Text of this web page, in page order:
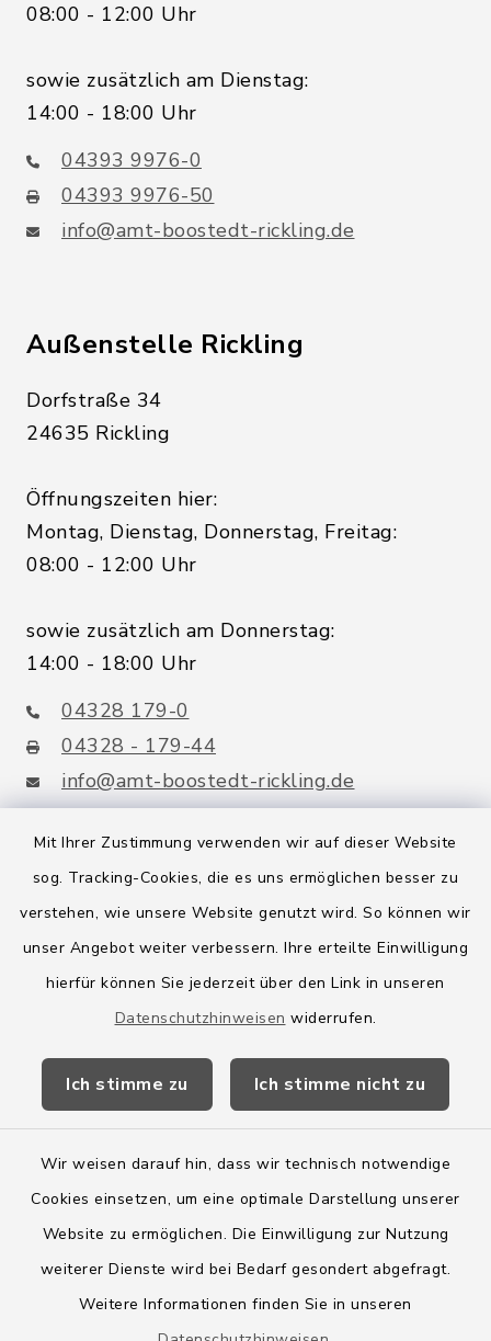
Mit Ihrer Zustimmung verwenden wir auf dieser Website
sog. Tracking-Cookies, die es uns ermöglichen besser zu
verstehen, wie unsere Website genutzt wird. So können wir
unser Angebot weiter verbessern. Ihre erteilte Einwilligung
hierfür können Sie jederzeit über den Link in unseren
Datenschutzhinweisen widerrufen.
Ich stimme zu Ich stimme nicht zu
Wir weisen darauf hin, dass wir technisch notwendige
Cookies einsetzen, um eine optimale Darstellung unserer
Website zu ermöglichen. Die Einwilligung zur Nutzung
weiterer Dienste wird bei Bedarf gesondert abgefragt.
Weitere Informationen finden Sie in unseren
08:00 - 12:00 Uhr
sowie zusätzlich am Dienstag:
14:00 - 18:00 Uhr
04393 9976-0
04393 9976-50
info@amt-boostedt-rickling.de
Außenstelle Rickling
Dorfstraße 34
24635 Rickling
Öffnungszeiten hier:
Montag, Dienstag, Donnerstag, Freitag:
08:00 - 12:00 Uhr
sowie zusätzlich am Donnerstag:
14:00 - 18:00 Uhr
04328 179-0
04328 - 179-44
info@amt-boostedt-rickling.de
Quicklinks
Amt Boostedt-Rickling
Amtsbroschüre
Wege-Zweckverband
Barrierefreiheit